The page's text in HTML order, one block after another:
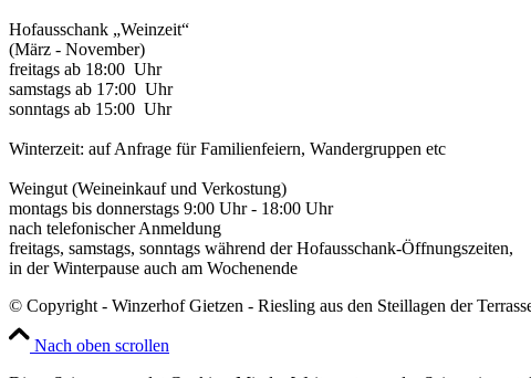
Hofausschank „Weinzeit“
(März - November)
freitags ab 18:00 Uhr
samstags ab 17:00 Uhr
sonntags ab 15:00 Uhr
Winterzeit: auf Anfrage für Familienfeiern, Wandergruppen etc
Weingut (Weineinkauf und Verkostung)
montags bis donnerstags 9:00 Uhr - 18:00 Uhr
nach telefonischer Anmeldung
freitags, samstags, sonntags während der Hofausschank-Öffnungszeiten,
in der Winterpause auch am Wochenende
© Copyright - Winzerhof Gietzen - Riesling aus den Steillagen der
Nach oben scrollen